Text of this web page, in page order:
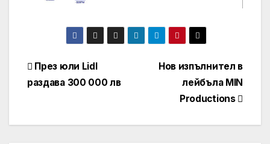
Навигация
Нов изпълнител в
лейбъла MIN
Productions
През юли Lidl
раздава 300 000 лв